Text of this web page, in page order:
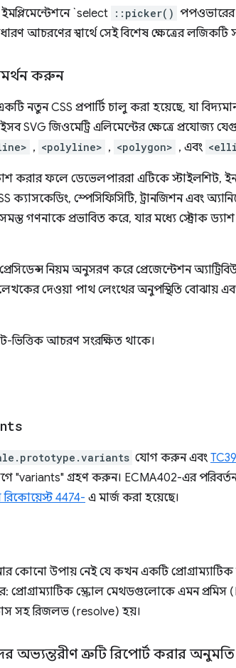
`select ::picker() পপওভারের
আচরণের স্বার্থে সেই বিশেষ ক্ষেত্রের লজিকটি
করুন
নতুন CSS প্রপার্টি চালু করা হয়েছে, যা
SVG জিওমেট্রি এলিমেন্টের ক্ষেত্রে প্রযোজ্য
, <polyline> , <polygon> , এবং
করার ফলে ডেভেলপাররা এটিকে স্টাইলশিট,
ক্যাসকেডিং, স্পেসিফিসিটি, ট্রানজিশন এবং
গণনাকে প্রভাবিত করে, যার মধ্যে স্ট্রোক
নিয়ম অনুসরণ করে প্রেজেন্টেশন
দেওয়া পাথ লেংথের অনুপস্থিতি বোঝায়
ভিত্তিক আচরণ সংরক্ষিত থাকে।
যোগ করুন এবং
"variants" গ্রহণ করুন। ECMA402-এর
4474- এ মার্জ করা হয়েছে।
কোনো উপায় নেই যে কখন একটি প্রোগ্রাম্যাটিক
প্রোগ্রাম্যাটিক স্ক্রোল মেথডগুলোকে এমন প্রমিস
সহ রিজলভ (resolve) হয়।
অভ্যন্তরীণ ত্রুটি রিপোর্ট করার